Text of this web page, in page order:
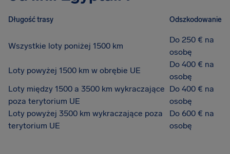
Długość trasy Odszkodowanie
Wszystkie loty poniżej 1500 km
Do 250 € na
osobę
Loty powyżej 1500 km w obrębie UE
Do 400 € na
osobę
Loty między 1500 a 3500 km wykraczające
poza terytorium UE
Do 400 € na
osobę
Loty powyżej 3500 km wykraczające poza
terytorium UE
Do 600 € na
osobę